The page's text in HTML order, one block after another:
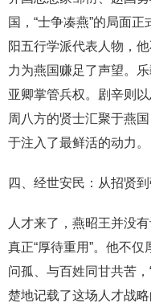
国，“士争凑燕”的局面
阳五行学派代表人物，
力为燕国赚足了声望。
亚卿掌管兵权。剧辛则
周八方的贤士汇聚于燕
于注入了最鲜活的动力。
四、经世安民：从招贤
人才来了，燕昭王并没
真正“厚待重用”。他不
问孤、与百姓同甘共苦
楚地记载了这场人才战